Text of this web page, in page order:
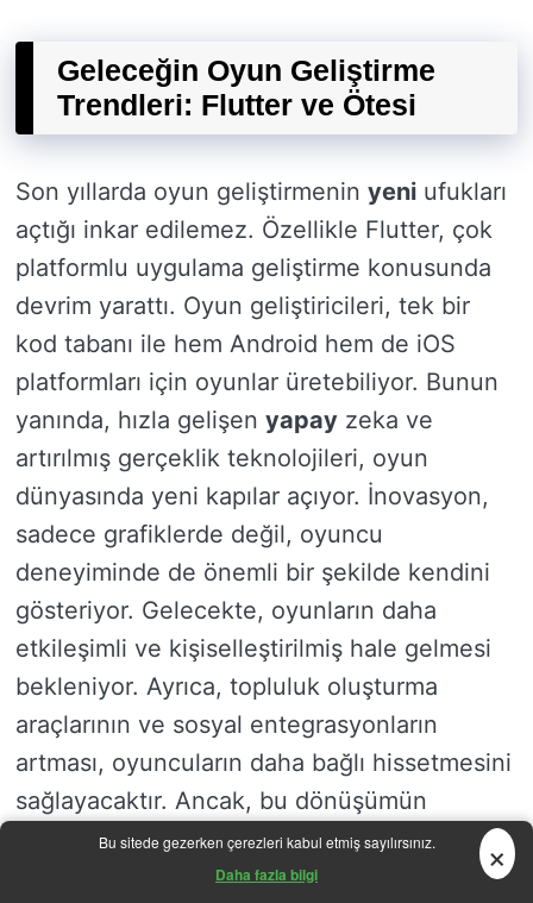
Geleceğin Oyun Geliştirme
Trendleri: Flutter ve Ötesi
Son yıllarda oyun geliştirmenin yeni ufukları
açtığı inkar edilemez. Özellikle Flutter, çok
platformlu uygulama geliştirme konusunda
devrim yarattı. Oyun geliştiricileri, tek bir
kod tabanı ile hem Android hem de iOS
platformları için oyunlar üretebiliyor. Bunun
yanında, hızla gelişen yapay zeka ve
artırılmış gerçeklik teknolojileri, oyun
dünyasında yeni kapılar açıyor. İnovasyon,
sadece grafiklerde değil, oyuncu
deneyiminde de önemli bir şekilde kendini
gösteriyor. Gelecekte, oyunların daha
etkileşimli ve kişiselleştirilmiş hale gelmesi
bekleniyor. Ayrıca, topluluk oluşturma
araçlarının ve sosyal entegrasyonların
artması, oyuncuların daha bağlı hissetmesini
sağlayacaktır. Ancak, bu dönüşümün
getirdiği zorluklar da var. Bu nedenle,
geliştiricilerin yeni beceriler edinmesi ve
Bu sitede gezerken çerezleri kabul etmiş sayılırsınız.
Daha fazla bilgi ×